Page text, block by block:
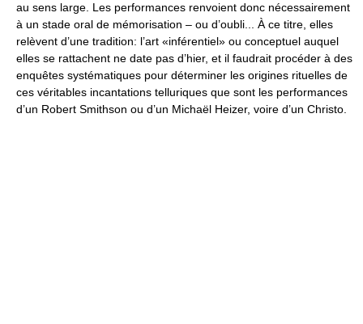
au sens large. Les performances renvoient donc nécessairement
à un stade oral de mémorisation – ou d’oubli... À ce titre, elles
relèvent d’une tradition: l’art «inférentiel» ou conceptuel auquel
elles se rattachent ne date pas d’hier, et il faudrait procéder à des
enquêtes systématiques pour déterminer les origines rituelles de
ces véritables incantations telluriques que sont les performances
d’un Robert Smithson ou d’un Michaël Heizer, voire d’un Christo.